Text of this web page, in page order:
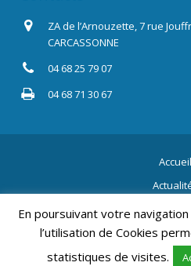
ZA de l’Arnouzette, 7 rue
CARCASSONNE
04 68 25 79 07
04 68 71 30 67
Accueil
2015 Tous droits réservés.
En poursuivant votre
l’utilisation de Cookies
statistiques de visites.